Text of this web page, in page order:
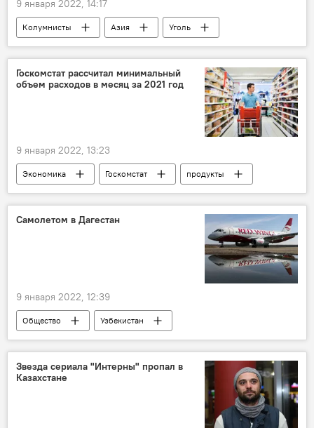
9 января 2022, 14:17
Колумнисты Азия
Уголь
Индонезия
Армия рынок
Госкомстат рассчитал минимальный
объем расходов в месяц за 2021 год
9 января 2022, 13:23
Экономика Госкомстат продукты
Самолетом в Дагестан
9 января 2022, 12:39
Общество
Узбекистан
Авиасообщение
самолет Дагестан
Звезда сериала "Интерны" пропал в
Казахстане